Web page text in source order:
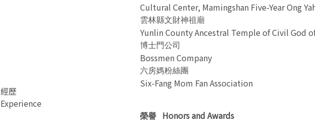
經歷
Experience
Cultural Center, Mamingshan Five-Year Ong
雲林縣文財神祖廟
Yunlin County Ancestral Temple of Civil God
博士門公司
Bossmen Company
六房媽粉絲團
Six-Fang Mom Fan Association
榮譽 Honors and Awards